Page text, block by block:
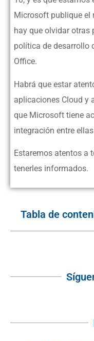
Microsoft publique el
hay que olvidar
política de desarrollo
Office.
Habrá que estar
aplicaciones Cloud y
que Microsoft tiene
integración entre
Estaremos atentos a
tenerles informados.
Tabla de